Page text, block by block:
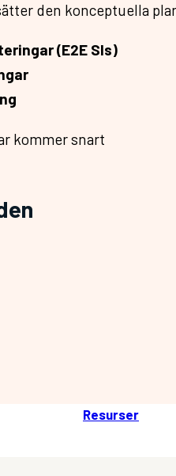
den konceptuella
(E2E SIs)
kommer snart
Resurser